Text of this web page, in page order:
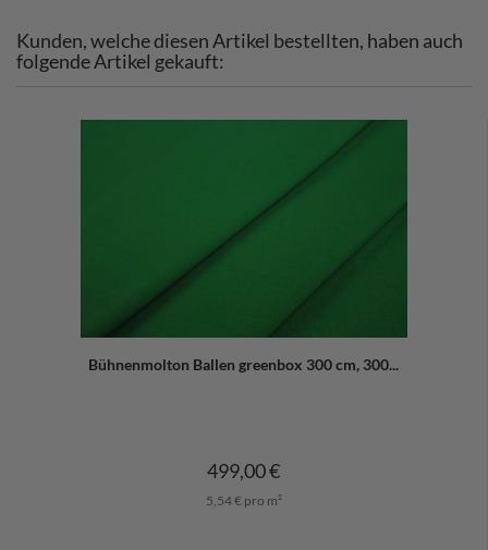
Kunden, welche diesen Artikel bestellten, haben auch
folgende Artikel gekauft:
Bühnenmolton Ballen greenbox 300 cm, 300...
499,00 €
5,54 € pro m²